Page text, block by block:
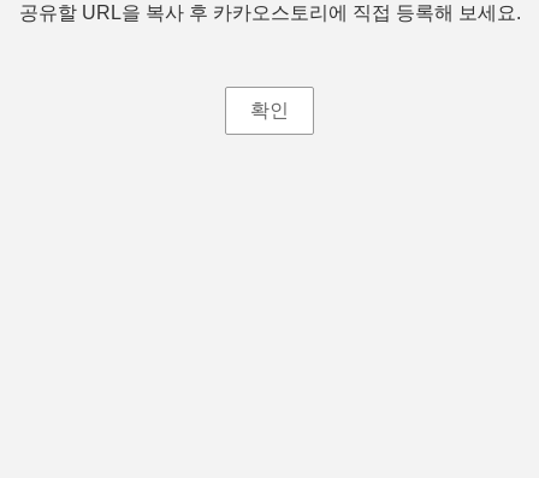
공유할 URL을 복사 후 카카오스토리에 직접 등록해 보세요.
확인